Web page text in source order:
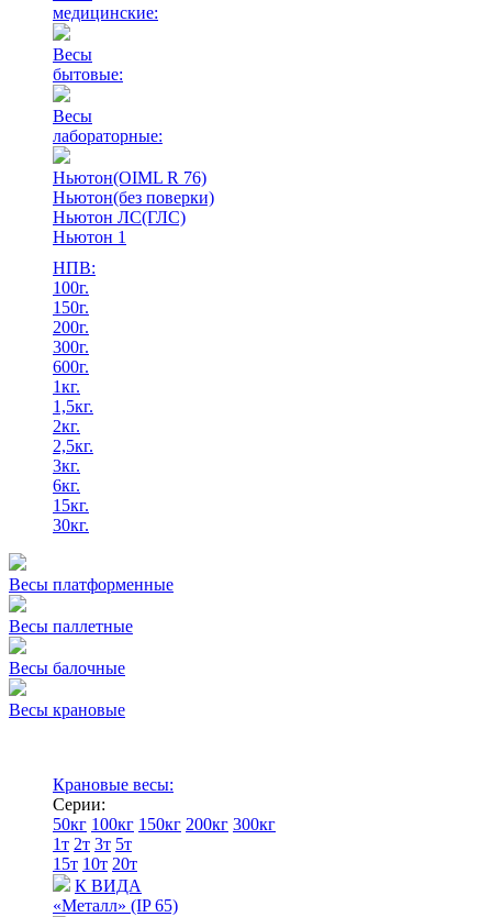
медицинские:
Весы
бытовые:
Весы
лабораторные:
Ньютон(OIML R 76)
Ньютон(без поверки)
Ньютон ЛС(ГЛС)
Ньютон 1
НПВ:
100г.
150г.
200г.
300г.
600г.
1кг.
1,5кг.
2кг.
2,5кг.
3кг.
6кг.
15кг.
30кг.
Весы платформенные
Весы паллетные
Весы балочные
Весы крановые
Крановые весы:
Серии:
50кг 100кг 150кг 200кг 300кг
1т 2т 3т 5т
15т 10т 20т
К ВИДА
«Металл» (IP 65)